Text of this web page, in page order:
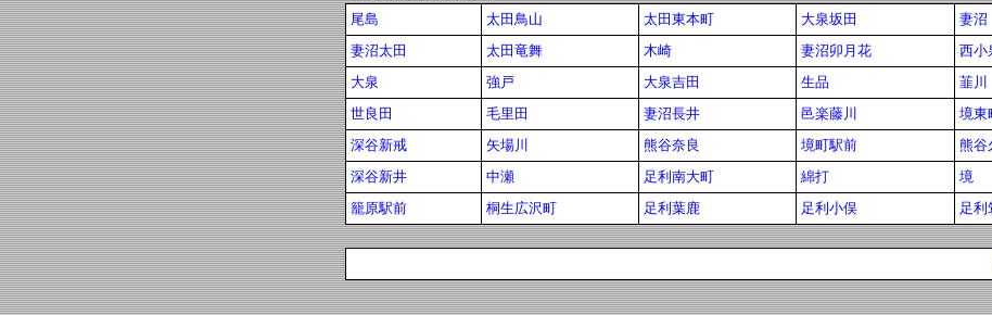
尾島
太田鳥山 太田東本町 大泉坂田
妻沼
妻沼太田
太田竜舞 木崎 妻沼卯月花
西小
大泉
強戸 大泉吉田 生品
韮川
世良田
毛里田 妻沼長井 邑楽藤川
境東
深谷新戒
矢場川 熊谷奈良 境町駅前
熊谷
深谷新井
中瀬 足利南大町 綿打
境
籠原駅前
桐生広沢町 足利葉鹿 足利小俣 足利